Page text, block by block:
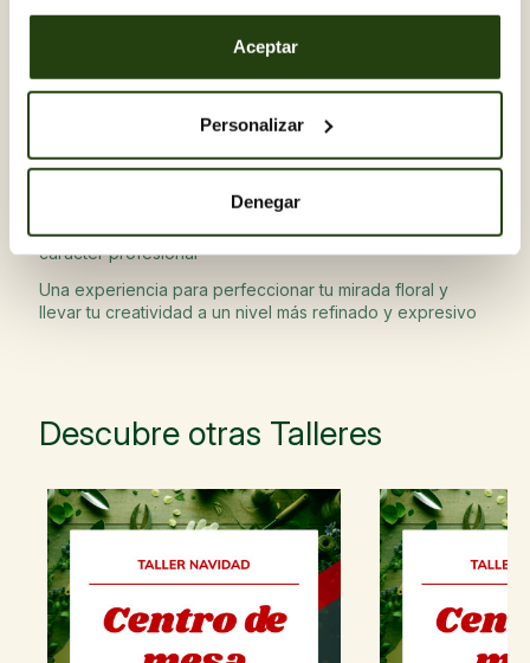
Aceptar
Personalizar
Denegar
Te llevas tu pieza final, lista para decorar con elegancia
Este taller es para ti si...
Ya has hecho talleres florales y quieres una técnica más
Te interesa el diseño floral japonés y el minimalismo
Quieres aprender a trabajar el espacio, las líneas y el
Te gusta crear composiciones con intención y un
carácter profesional
Una experiencia para perfeccionar tu mirada floral y
llevar tu creatividad a un nivel más refinado y expresivo
Descubre otras Talleres